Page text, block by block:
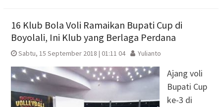
16 Klub Bola Voli Ramaikan Bupati Cup di
Boyolali, Ini Klub yang Berlaga Perdana
Sabtu, 15 September 2018 | 01:11 04 Yulianto
Ajang voli
Bupati Cup
ke-3 di